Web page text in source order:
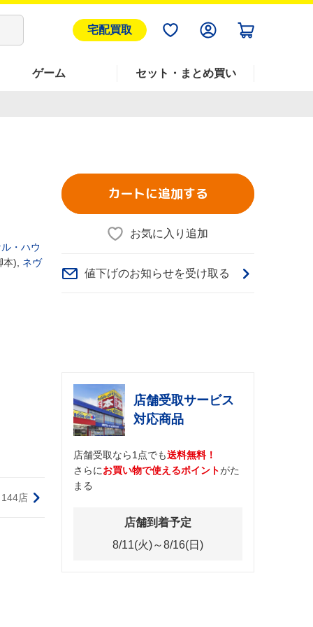
宅配買取
ゲーム セット・まとめ買い
・ハウ
),
ネヴ
144店
カートに追加する
お気に入り追加
値下げのお知らせを受け取る
店舗受取サービス
対応商品
店舗受取なら1点でも送料無料！
さらにお買い物で使えるポイントがた
まる
店舗到着予定
8/11(火)～8/16(日)